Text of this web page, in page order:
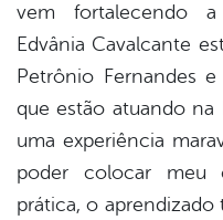
vem fortalecendo
Edvânia Cavalcante
Petrônio Fernandes
que estão atuando na
uma experiência
poder colocar meu
prática, o aprendizado